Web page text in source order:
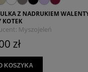
Z NADRUKIEM
KOTEK
Myszojeleń
zł
KOSZYKA